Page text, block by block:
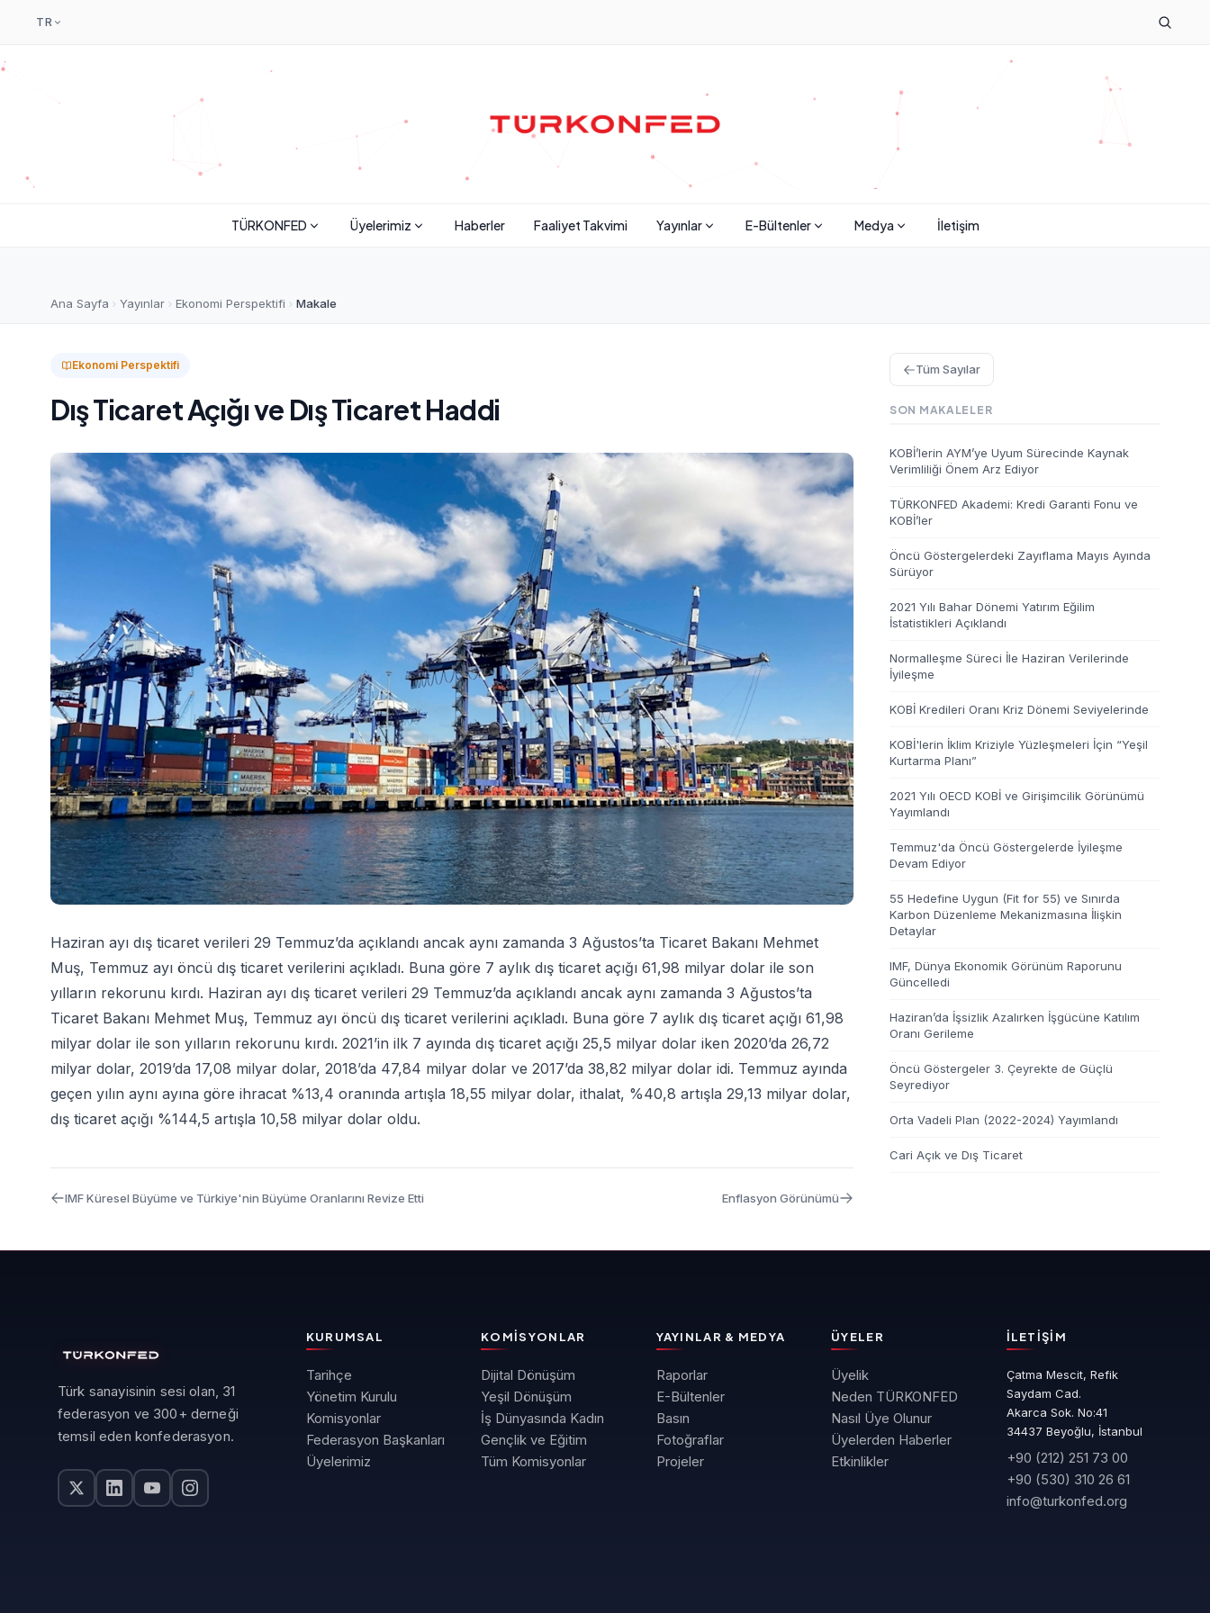
TR
TÜRKONFED Üyelerimiz Haberler Faaliyet Takvimi Yayınlar E-Bültenler Medya İletişim
Ana Sayfa Yayınlar Ekonomi Perspektifi Makale
Ekonomi Perspektifi
Dış Ticaret Açığı ve Dış Ticaret Haddi
Haziran ayı dış ticaret verileri 29 Temmuz’da açıklandı ancak aynı zamanda 3 Ağustos’ta Ticaret Bakanı Mehmet
Muş, Temmuz ayı öncü dış ticaret verilerini açıkladı. Buna göre 7 aylık dış ticaret açığı 61,98 milyar dolar ile son
yılların rekorunu kırdı. Haziran ayı dış ticaret verileri 29 Temmuz’da açıklandı ancak aynı zamanda 3 Ağustos’ta
Ticaret Bakanı Mehmet Muş, Temmuz ayı öncü dış ticaret verilerini açıkladı. Buna göre 7 aylık dış ticaret açığı 61,98
milyar dolar ile son yılların rekorunu kırdı. 2021’in ilk 7 ayında dış ticaret açığı 25,5 milyar dolar iken 2020’da 26,72
milyar dolar, 2019’da 17,08 milyar dolar, 2018’da 47,84 milyar dolar ve 2017’da 38,82 milyar dolar idi. Temmuz ayında
geçen yılın aynı ayına göre ihracat %13,4 oranında artışla 18,55 milyar dolar, ithalat, %40,8 artışla 29,13 milyar dolar,
dış ticaret açığı %144,5 artışla 10,58 milyar dolar oldu.
IMF Küresel Büyüme ve Türkiye'nin Büyüme Oranlarını Revize Etti Enflasyon Görünümü
Tüm Sayılar
SON MAKALELER
KOBİ’lerin AYM’ye Uyum Sürecinde Kaynak
Verimliliği Önem Arz Ediyor
TÜRKONFED Akademi: Kredi Garanti Fonu ve
KOBİ’ler
Öncü Göstergelerdeki Zayıflama Mayıs Ayında
Sürüyor
2021 Yılı Bahar Dönemi Yatırım Eğilim
İstatistikleri Açıklandı
Normalleşme Süreci İle Haziran Verilerinde
İyileşme
KOBİ Kredileri Oranı Kriz Dönemi Seviyelerinde
KOBİ'lerin İklim Kriziyle Yüzleşmeleri İçin “Yeşil
Kurtarma Planı”
2021 Yılı OECD KOBİ ve Girişimcilik Görünümü
Yayımlandı
Temmuz'da Öncü Göstergelerde İyileşme
Devam Ediyor
55 Hedefine Uygun (Fit for 55) ve Sınırda
Karbon Düzenleme Mekanizmasına İlişkin
Detaylar
IMF, Dünya Ekonomik Görünüm Raporunu
Güncelledi
Haziran’da İşsizlik Azalırken İşgücüne Katılım
Oranı Gerileme
Öncü Göstergeler 3. Çeyrekte de Güçlü
Seyrediyor
Orta Vadeli Plan (2022-2024) Yayımlandı
Cari Açık ve Dış Ticaret
Türk sanayisinin sesi olan, 31
federasyon ve 300+ derneği
temsil eden konfederasyon.
KURUMSAL
Tarihçe
Yönetim Kurulu
Komisyonlar
Federasyon Başkanları
Üyelerimiz
KOMISYONLAR
Dijital Dönüşüm
Yeşil Dönüşüm
İş Dünyasında Kadın
Gençlik ve Eğitim
Tüm Komisyonlar
YAYINLAR & MEDYA
Raporlar
E-Bültenler
Basın
Fotoğraflar
Projeler
ÜYELER
Üyelik
Neden TÜRKONFED
Nasıl Üye Olunur
Üyelerden Haberler
Etkinlikler
İLETIŞIM
Çatma Mescit, Refik
Saydam Cad.
Akarca Sok. No:41
34437 Beyoğlu, İstanbul
+90 (212) 251 73 00
+90 (530) 310 26 61
info@turkonfed.org